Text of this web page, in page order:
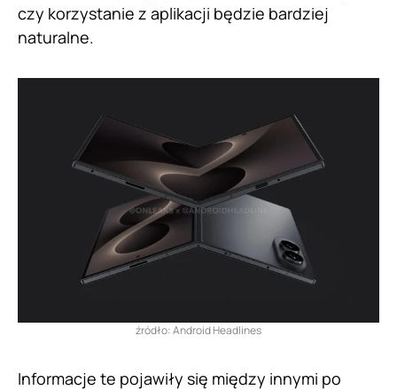
czy korzystanie z aplikacji będzie bardziej
naturalne.
źródło: Android Headlines
Informacje te pojawiły się między innymi po